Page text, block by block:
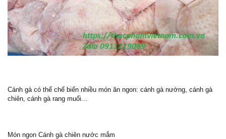
Cánh gà có thể chế biến nhiều món ăn ngon: cánh gà nướng, cánh gà
chiên, cánh gà rang muối...
Món ngon Cánh gà chiên nước mắm